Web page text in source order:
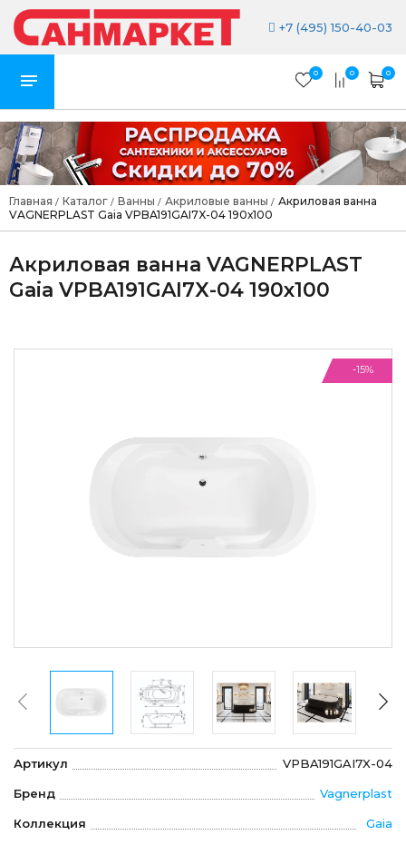
+7 (495) 150-40-03
0 0 0
Главная / Каталог / Ванны / Акриловые ванны / Акриловая ванна
VAGNERPLAST Gaia VPBA191GAI7X-04 190х100
Акриловая ванна VAGNERPLAST
Gaia VPBA191GAI7X-04 190х100
-15%
Артикул VPBA191GAI7X-04
Бренд Vagnerplast
Коллекция Gaia